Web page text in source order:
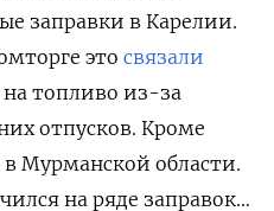
заправки в Карелии.
это связали
топливо из-за
отпусков. Кроме
Мурманской области.
на ряде заправок…